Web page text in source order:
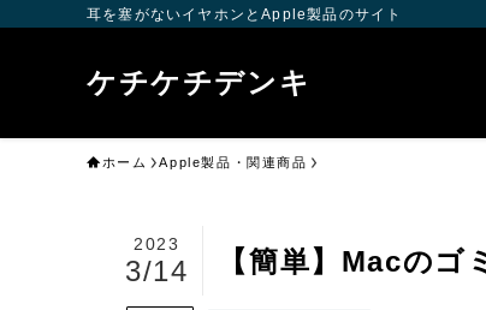
耳を塞がないイヤホンとApple製品のサイト
ケチケチデンキ
ホーム Apple製品・関連商品
【簡単】Macの
2023
3/14